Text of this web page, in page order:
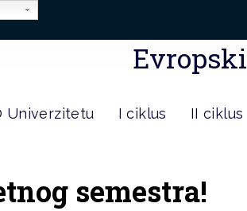
Univerzitetu I ciklus II ciklus
semestra!